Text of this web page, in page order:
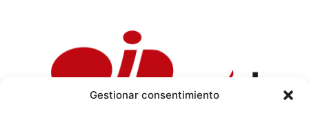
Gestionar consentimiento